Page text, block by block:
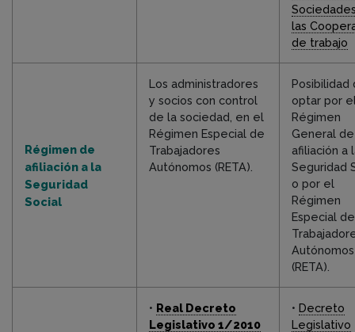
las
de trabajo
Régimen de
afiliación a la
Seguridad
Social
Los administradores
y socios con control
de la sociedad, en el
Régimen Especial de
Trabajadores
Autónomos (RETA).
Posibilidad
optar por
Régimen
General de
afiliación a
Seguridad
o por el
Régimen
Especial de
Autónomos
(RETA).
• Real Decreto
Legislativo 1/2010
• Decreto
Legislativo